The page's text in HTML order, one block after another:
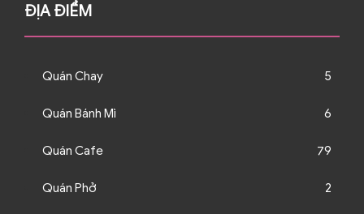
ĐỊA ĐIỂM
Quán Chay 5
Quán Bánh Mì 6
Quán Cafe 79
Quán Phở 2